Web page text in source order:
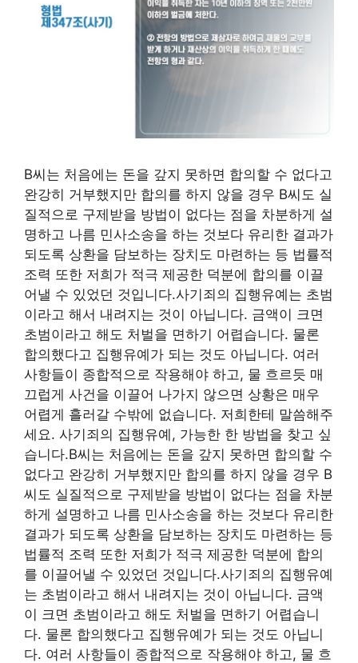
B씨는 처음에는 돈을 갚지 못하면 합의할 수 없다고
완강히 거부했지만 합의를 하지 않을 경우 B씨도 실
질적으로 구제받을 방법이 없다는 점을 차분하게 설
명하고 나름 민사소송을 하는 것보다 유리한 결과가
되도록 상환을 담보하는 장치도 마련하는 등 법률적
조력 또한 저희가 적극 제공한 덕분에 합의를 이끌
어낼 수 있었던 것입니다.사기죄의 집행유예는 초범
이라고 해서 내려지는 것이 아닙니다. 금액이 크면
초범이라고 해도 처벌을 면하기 어렵습니다. 물론
합의했다고 집행유예가 되는 것도 아닙니다. 여러
사항들이 종합적으로 작용해야 하고, 물 흐르듯 매
끄럽게 사건을 이끌어 나가지 않으면 상황은 매우
어렵게 흘러갈 수밖에 없습니다. 저희한테 말씀해주
세요. 사기죄의 집행유예, 가능한 한 방법을 찾고 싶
습니다.B씨는 처음에는 돈을 갚지 못하면 합의할 수
없다고 완강히 거부했지만 합의를 하지 않을 경우 B
씨도 실질적으로 구제받을 방법이 없다는 점을 차분
하게 설명하고 나름 민사소송을 하는 것보다 유리한
결과가 되도록 상환을 담보하는 장치도 마련하는 등
법률적 조력 또한 저희가 적극 제공한 덕분에 합의
를 이끌어낼 수 있었던 것입니다.사기죄의 집행유예
는 초범이라고 해서 내려지는 것이 아닙니다. 금액
이 크면 초범이라고 해도 처벌을 면하기 어렵습니
다. 물론 합의했다고 집행유예가 되는 것도 아닙니
다. 여러 사항들이 종합적으로 작용해야 하고, 물 흐